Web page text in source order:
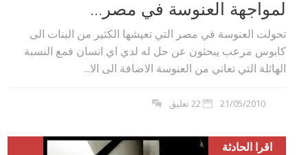
لمواجهة العنوسة في مصر...
تحولت العنوسة في مصر التي تعيشها الكثير من البنات الى
كابوس مرعب يبحثون عن حل له لدي اي انسان فمع النسبة
الهائلة التي تعاني من العنوسة الاضافة الى الا...
21/05/2010 22 تعليق
اقرا الحادثة